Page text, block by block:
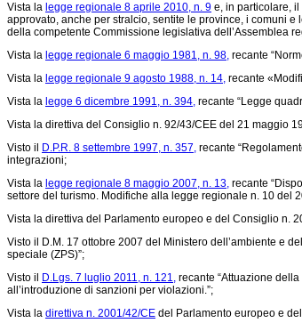
Vista la legge regionale 8 aprile 2010, n. 9 e, in particolare,
approvato, anche per stralcio, sentite le province, i comuni
della competente Commissione legislativa dell’Assemblea
Vista la legge regionale 6 maggio 1981, n. 98, recante
Vista la legge regionale 9 agosto 1988, n. 14, recante
Vista la legge 6 dicembre 1991, n. 394, recante “Legge
Vista la direttiva del Consiglio n. 92/43/CEE del 21 maggio
Visto il
D.P.R. 8 settembre 1997, n. 357, recante
integrazioni;
Vista la legge regionale 8 maggio 2007, n. 13, recante
settore del turismo. Modifiche alla legge regionale n. 10 del
Vista la direttiva del Parlamento europeo e del Consiglio n.
Visto il D.M. 17 ottobre 2007 del Ministero dell’ambiente e
speciale (ZPS)”;
Visto il
D.Lgs. 7 luglio 2011, n. 121, recante “Attuazione della
all’introduzione di sanzioni per violazioni.”;
Vista la direttiva n. 2001/42/CE del Parlamento europeo e